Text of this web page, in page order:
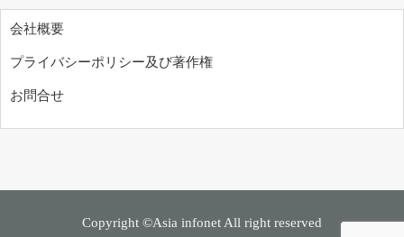
会社概要
プライバシーポリシー及び著作権
お問合せ
Copyright ©Asia infonet All right reserved